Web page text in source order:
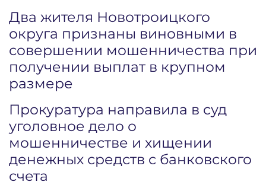
Два жителя Новотроицкого
округа признаны виновными в
совершении мошенничества при
получении выплат в крупном
размере
Прокуратура направила в суд
уголовное дело о
мошенничестве и хищении
денежных средств с банковского
счета